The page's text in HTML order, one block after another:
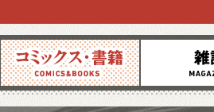
コミックス 雑誌